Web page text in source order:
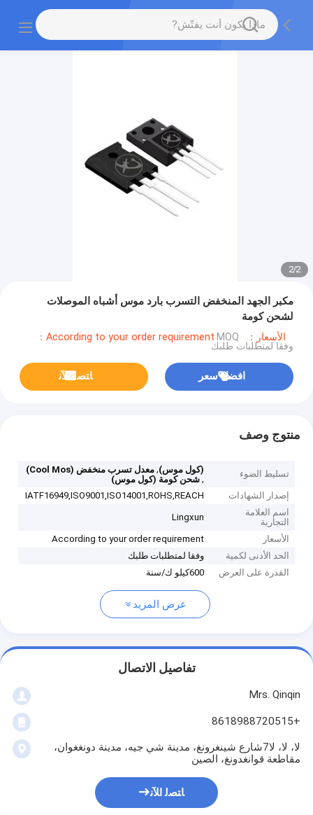
2
/
2
مكبر الجهد المنخفض التسرب بارد موس أشباه الموصلات
لشحن كومة
الأسعار：According to your order requirement MOQ：
وفقا لمتطلبات طلبك
افضل سعر ﺎﺘﺼﻟ ﺍﻶﻧ
منتوج وصف
تسليط الضوء (كول موس),معدل تسرب منخفض (Cool Mos)
,شحن كومة (كول موس)
إصدار الشهادات
IATF16949,ISO9001,ISO14001,ROHS,REACH
اسم العلامة
التجارية
Lingxun
الأسعار
According to your order requirement
الحد الأدنى لكمية
وفقا لمتطلبات طلبك
القدرة على العرض
600كيلو ك/سنة
عرض المزيد
تفاصيل الاتصال
Mrs. Qinqin
+8618988720515
لا، لا، لا7شارع شينغرونغ، مدينة شي جيه، مدينة دونغغوان،
مقاطعة قوانغدونغ، الصين
ﺎﺘﺼﻟ ﺍﻶﻧ